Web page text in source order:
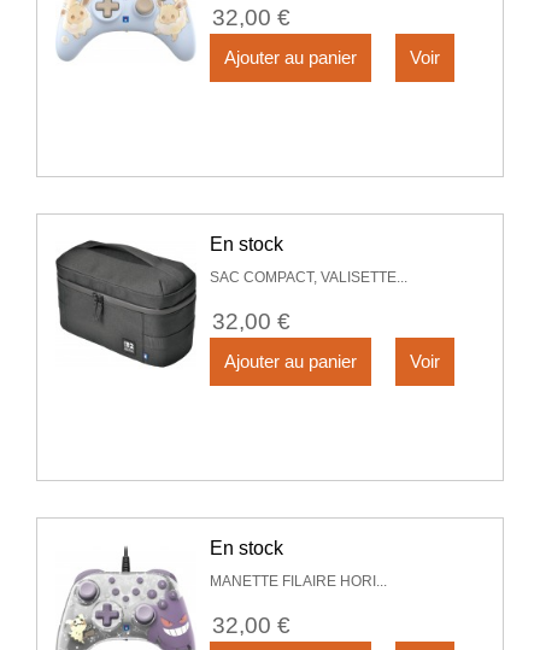
32,00 €
Ajouter au panier Voir
En stock
SAC COMPACT, VALISETTE...
32,00 €
Ajouter au panier Voir
En stock
MANETTE FILAIRE HORI...
32,00 €